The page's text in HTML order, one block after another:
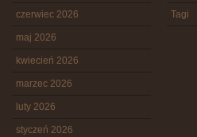
czerwiec 2026
maj 2026
kwiecień 2026
marzec 2026
luty 2026
styczeń 2026
Tagi